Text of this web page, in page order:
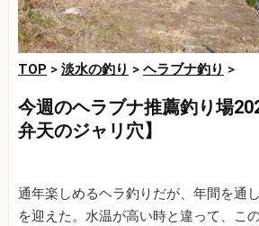
TOP > 淡水の釣り > ヘラブナ釣り >
今週のヘラブナ推薦釣り場
弁天のジャリ穴】
通年楽しめるヘラ釣りだが、年間を通
を迎えた。水温が高い時と違って、こ